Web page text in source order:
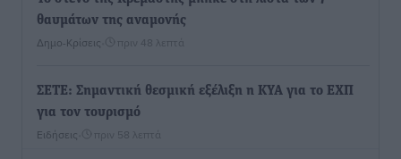
θαυμάτων της αναμονής
Δημο-Κρίσεις πριν 48 λεπτά
ΣΕΤΕ: Σημαντική θεσμική εξέλιξη η ΚΥΑ για το ΕΧΠ
για τον τουρισμό
Ειδήσεις πριν 58 λεπτά